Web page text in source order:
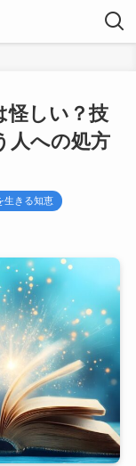
怪しい？技
人への処方
生きる知恵